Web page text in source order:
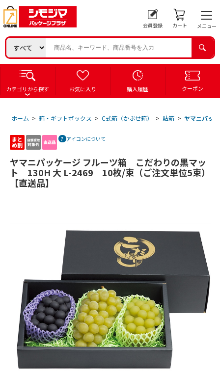
会員登録 カート メニュー
カテゴリから探す お気に入り 購入履歴 クーポン
ホーム > 箱・ギフトボックス > C式箱（かぶせ箱） > 貼箱 > ヤマニパッ
アイコンについて
ヤマニパッケージ フルーツ箱 こだわりの黒マッ
ト 130H 大 L-2469 10枚/束（ご注文単位5束）
【直送品】